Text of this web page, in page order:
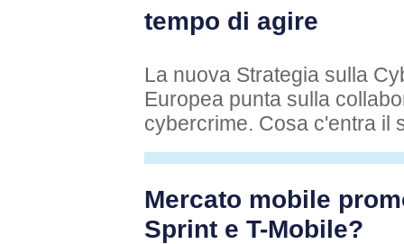
tempo di agire
La nuova Strategia sulla
Europea punta sulla
cybercrime. Cosa c'entra il
Mercato mobile
Sprint e T-Mobile?